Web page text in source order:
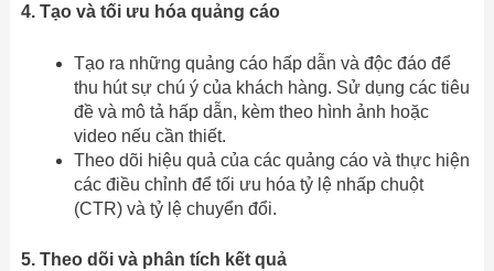
4. Tạo và tối ưu hóa quảng cáo
Tạo ra những quảng cáo hấp dẫn và độc đáo để
thu hút sự chú ý của khách hàng. Sử dụng các tiêu
đề và mô tả hấp dẫn, kèm theo hình ảnh hoặc
video nếu cần thiết.
Theo dõi hiệu quả của các quảng cáo và thực hiện
các điều chỉnh để tối ưu hóa tỷ lệ nhấp chuột
(CTR) và tỷ lệ chuyển đổi.
5. Theo dõi và phân tích kết quả